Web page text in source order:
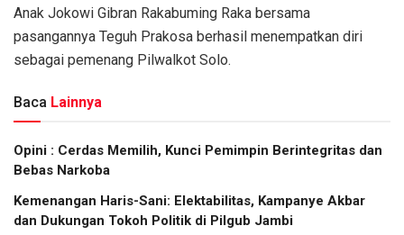
Anak Jokowi Gibran Rakabuming Raka bersama
pasangannya Teguh Prakosa berhasil menempatkan diri
sebagai pemenang Pilwalkot Solo.
Baca Lainnya
Opini : Cerdas Memilih, Kunci Pemimpin Berintegritas dan
Bebas Narkoba
Kemenangan Haris-Sani: Elektabilitas, Kampanye Akbar
dan Dukungan Tokoh Politik di Pilgub Jambi